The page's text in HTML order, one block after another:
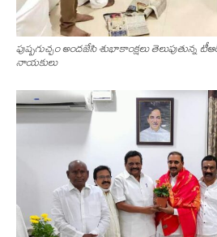
పుష్పగుచ్చం అందజేసి శుభాకాంక్షలు తెలుపుతున్న
నాయకులు